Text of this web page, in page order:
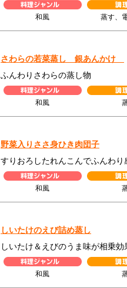
和風 蒸す、
さわらの若菜蒸し 銀あんかけ
ふんわりさわらの蒸し物
和風
野菜入りささ身ひき肉団子
すりおろしたれんこんでふんわり
和風
しいたけのえび詰め蒸し
しいたけ＆えびのうま味が相乗効
和風